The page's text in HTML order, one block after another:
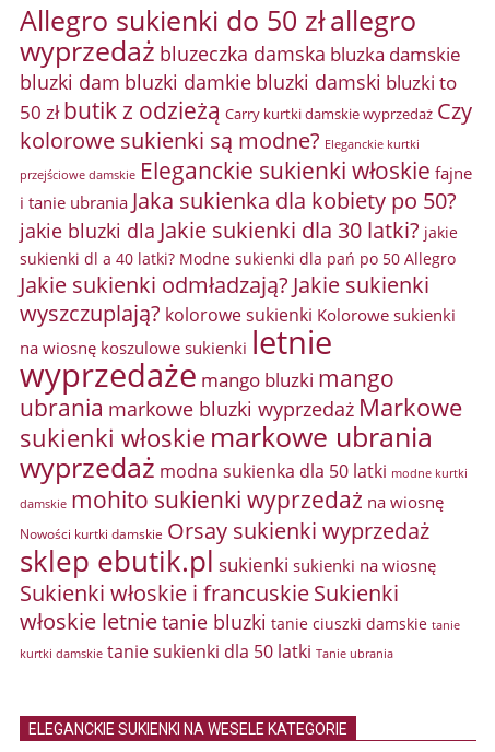
Allegro sukienki do 50 złallegro
wyprzedaż bluzeczka damska bluzka damskie
bluzki dam bluzki damkie bluzki damski bluzki to
50 zł butik z odzieżą Carry kurtki damskie wyprzedaż Czy
kolorowe sukienki są modne? Eleganckie kurtki
przejściowe damskie Eleganckie sukienki włoskie fajne
i tanie ubrania Jaka sukienka dla kobiety po 50?
jakie bluzki dla Jakie sukienki dla 30 latki? jakie
sukienki dl a 40 latki? Modne sukienki dla pań po 50 Allegro
Jakie sukienki odmładzają? Jakie sukienki
wyszczuplają? kolorowe sukienki Kolorowe sukienki
na wiosnę koszulowe sukienki letnie
wyprzedaże mango bluzki mango
ubrania markowe bluzki wyprzedaż Markowe
sukienki włoskie markowe ubrania
wyprzedaż modna sukienka dla 50 latki modne kurtki
damskie mohito sukienki wyprzedaż na wiosnę
Nowości kurtki damskie Orsay sukienki wyprzedaż
sklep ebutik.pl sukienki sukienki na wiosnę
Sukienki włoskie i francuskieSukienki
włoskie letnietanie bluzki tanie ciuszki damskie tanie
kurtki damskie tanie sukienki dla 50 latki Tanie ubrania
ELEGANCKIE SUKIENKI NA WESELE KATEGORIE